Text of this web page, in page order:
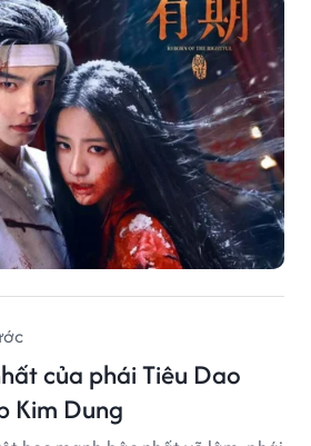
của phái Tiêu Dao
Kim Dung